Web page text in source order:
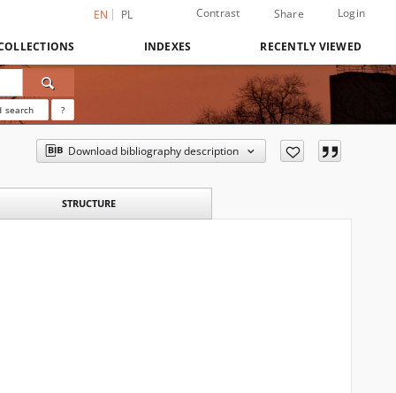
EN PL Contrast Share Login
INDEXES RECENTLY VIEWED
search ?
Download bibliography description
STRUCTURE